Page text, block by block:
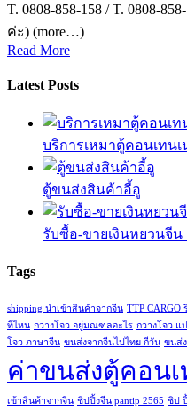
T. 0808-858-158 / T. 0808-
ค่ะ) (more…)
Read More
Latest Posts
บริการเหมาตู้คอนเทนเ
ตู้ขนส่งสินค้าอี้อู
รับซื้อ-ขายเงินหยวนจีน
Tags
shipping นำเข้าสินค้าจากจีน TTP CARGO
ที่ไหน กวางโจว อยู่มณฑลอะไร กวางโจว แ
โจว ภาษาจีน ขนส่งจากจีนไปไทย กี่วัน ขนส่
ค่าขนส่งตู้คอน
เข้าสินค้าจากจีน ชิปปิ้งจีน pantip 2565 ชิป